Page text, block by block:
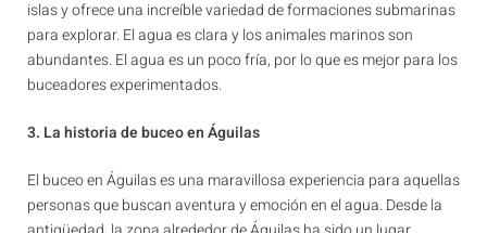
islas y ofrece una increíble variedad de formaciones submarinas
para explorar. El agua es clara y los animales marinos son
abundantes. El agua es un poco fría, por lo que es mejor para los
buceadores experimentados.
3. La historia de buceo en Águilas
El buceo en Águilas es una maravillosa experiencia para aquellas
personas que buscan aventura y emoción en el agua. Desde la